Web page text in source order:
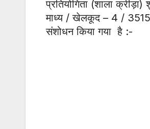
प्रतियोगिता (शाला
माध्य / खेलकूद – 4 /
संशोधन किया गया है :-